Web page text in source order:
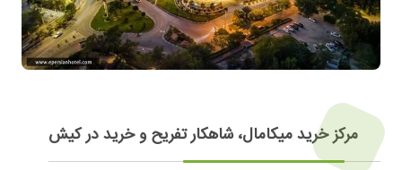
مرکز خرید میکامال، شاهکار تفریح و خرید در کیش